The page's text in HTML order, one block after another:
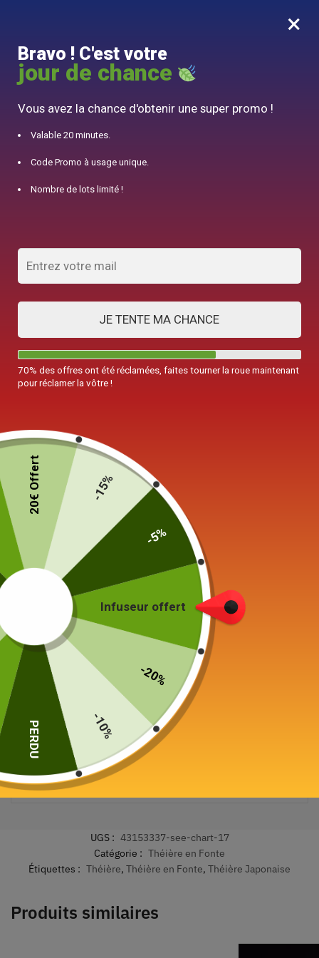
0
10% offert pour 50€ d’achats avec le code DJINN10
Théière Japonaise en Fonte Poissons
Dorés 800ML
99,90
24 en stock
Ajouter au panier
Paiement sécurisé garanti
UGS : 43153337-see-chart-17
Catégorie : Théière en Fonte
Étiquettes : Théière, Théière en Fonte, Théière Japonaise
Produits similaires
×
Bravo ! C'est votre
jour de chance
Vous avez la chance d'obtenir une super promo !
Valable 20 minutes.
Code Promo à usage unique.
Nombre de lots limité !
JE TENTE MA CHANCE
70% des offres ont été réclamées, faites tourner la roue maintenant
pour réclamer la vôtre !
Infuseur offert
-20%
-10%
PERDU
20€ Offert -15%
-5%